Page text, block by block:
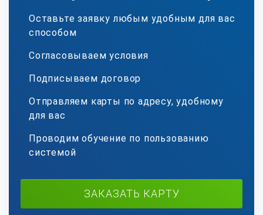
Оставьте заявку любым удобным для вас
способом
Согласовываем условия
Подписываем договор
Отправляем карты по адресу, удобному
для вас
Проводим обучение по пользованию
системой
ЗАКАЗАТЬ КАРТУ